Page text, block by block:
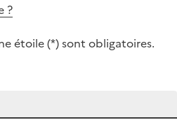
?
étoile (*) sont obligatoires.